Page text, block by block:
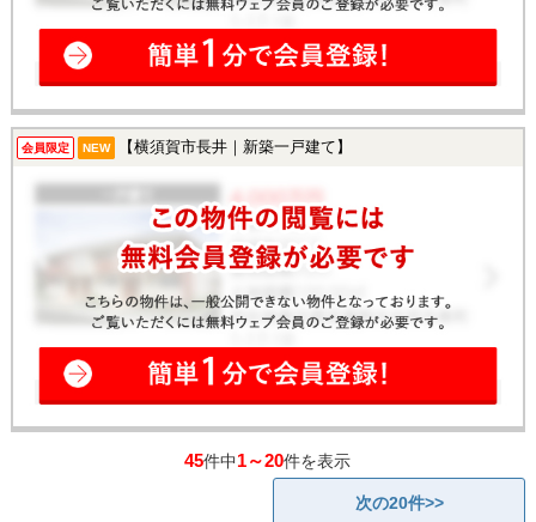
会員限定 NEW 【横須賀市長井｜新築一戸建て】
45件中1～20件を表示
次の20件>>